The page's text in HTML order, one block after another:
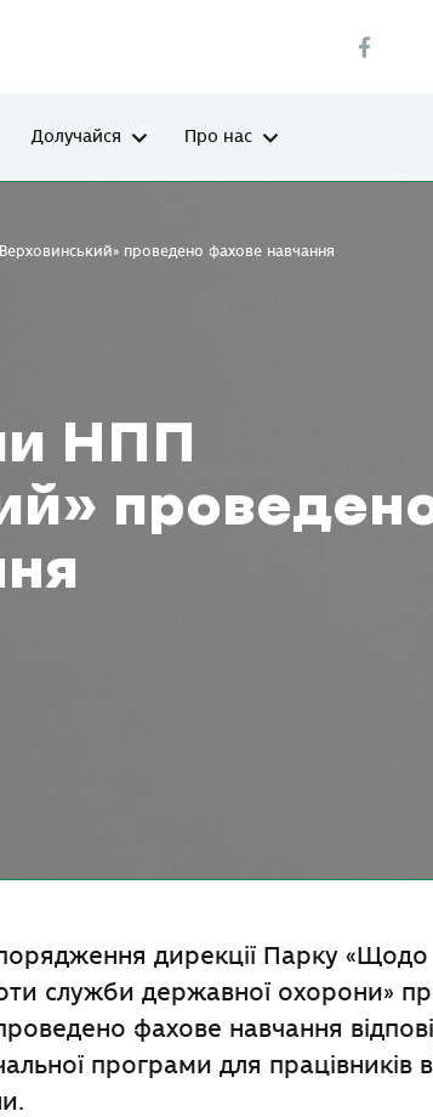
Долучайся Про нас
НПП
проведено фахове навчання
дирекції Парку
служби державної охорони»
фахове навчання
програми для працівників